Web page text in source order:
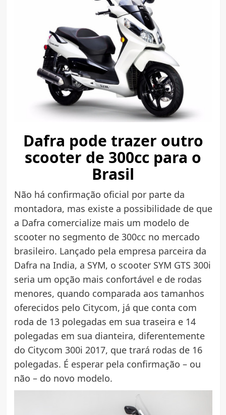
Dafra pode trazer outro
scooter de 300cc para o
Brasil
Não há confirmação oficial por parte da
montadora, mas existe a possibilidade de que
a Dafra comercialize mais um modelo de
scooter no segmento de 300cc no mercado
brasileiro. Lançado pela empresa parceira da
Dafra na India, a SYM, o scooter SYM GTS 300i
seria um opção mais confortável e de rodas
menores, quando comparada aos tamanhos
oferecidos pelo Citycom, já que conta com
roda de 13 polegadas em sua traseira e 14
polegadas em sua dianteira, diferentemente
do Citycom 300i 2017, que trará rodas de 16
polegadas. É esperar pela confirmação – ou
não – do novo modelo.